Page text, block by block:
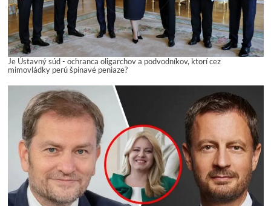
Je Ústavný súd - ochranca oligarchov a podvodníkov, ktorí cez
mimovládky perú špinavé peniaze?